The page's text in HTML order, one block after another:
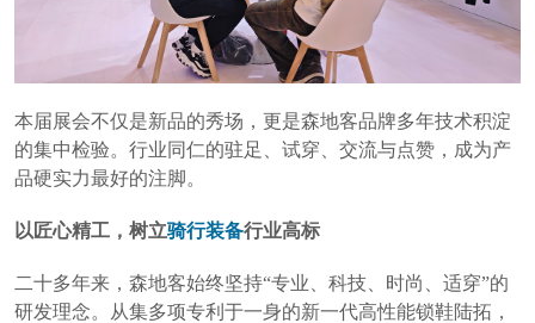
本届展会不仅是新品的秀场，更是森地客品牌多年技术积淀
的集中检验。行业同仁的驻足、试穿、交流与点赞，成为产
品硬实力最好的注脚。
以匠心精工，树立骑行装备行业高标
二十多年来，森地客始终坚持“专业、科技、时尚、适穿”的
研发理念。从集多项专利于一身的新一代高性能锁鞋陆拓，